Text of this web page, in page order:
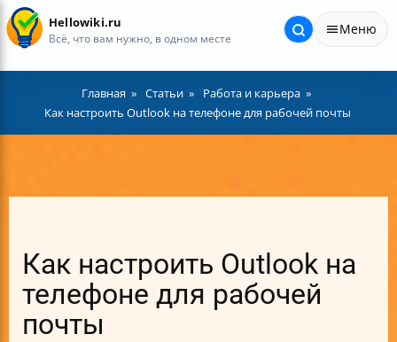
Hellowiki.ru
Всё, что вам нужно, в одном месте
Меню
Главная Статьи
Работа и карьера
Как настроить Outlook на телефоне для рабочей почты
Как настроить Outlook на
телефоне для рабочей
почты